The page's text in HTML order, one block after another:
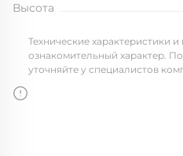
Высота
Технические характеристики
ознакомительный характер.
уточняйте у специалистов